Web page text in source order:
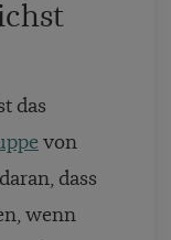
das
von
dass
wenn